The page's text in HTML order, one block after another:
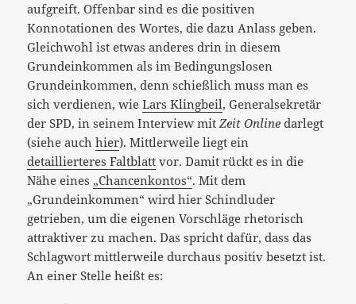
aufgreift. Offenbar sind es die positiven
Konnotationen des Wortes, die dazu Anlass geben.
Gleichwohl ist etwas anderes drin in diesem
Grundeinkommen als im Bedingungslosen
Grundeinkommen, denn schießlich muss man es
sich verdienen, wieLars Klingbeil, Generalsekretär
der SPD, in seinem Interview mitZeit Online darlegt
(siehe auchhier). Mittlerweile liegt ein
detaillierteres Faltblatt vor. Damit rückt es in die
Nähe eines „Chancenkontos“. Mit dem
„Grundeinkommen“ wird hier Schindluder
getrieben, um die eigenen Vorschläge rhetorisch
attraktiver zu machen. Das spricht dafür, dass das
Schlagwort mittlerweile durchaus positiv besetzt ist.
An einer Stelle heißt es: